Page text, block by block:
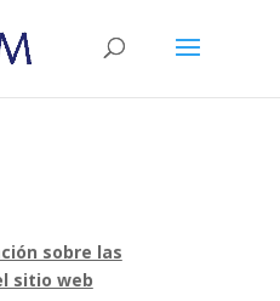
sobre las
sitio web